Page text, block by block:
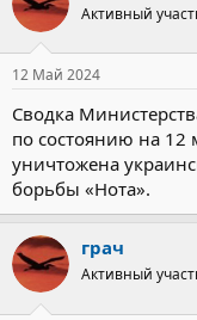
Активный
12 Май 2024
Сводка
по состоянию на 12
уничтожена
борьбы «Нота».
грач
Активный